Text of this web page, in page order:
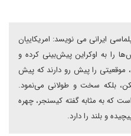
ایرانی می نویسد: امریکاییان
را به اوکراین پیش‌بینی کرده و
را پیش رو دارند که پیش
بلکه سخت و طولانی می‌نمود.
که به مثابه گفته کیسنجر، چهره
و بلند را دارد.